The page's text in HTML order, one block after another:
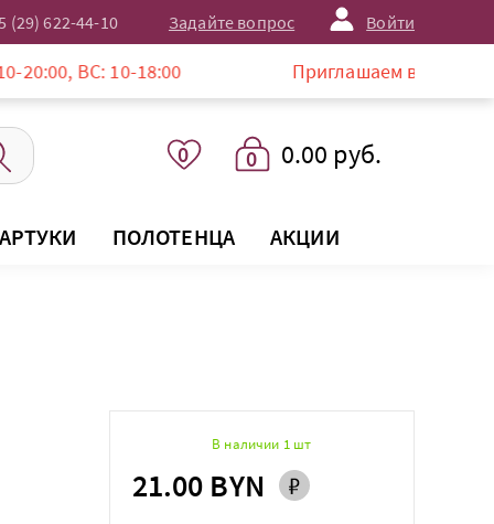
(29) 622-44-10 Задайте вопрос Войти
ВС: 10-18:00 Приглашаем в магазин
0 0 0.00 руб.
ПОЛОТЕНЦА АКЦИИ
В наличии 1 шт
21.00 BYN